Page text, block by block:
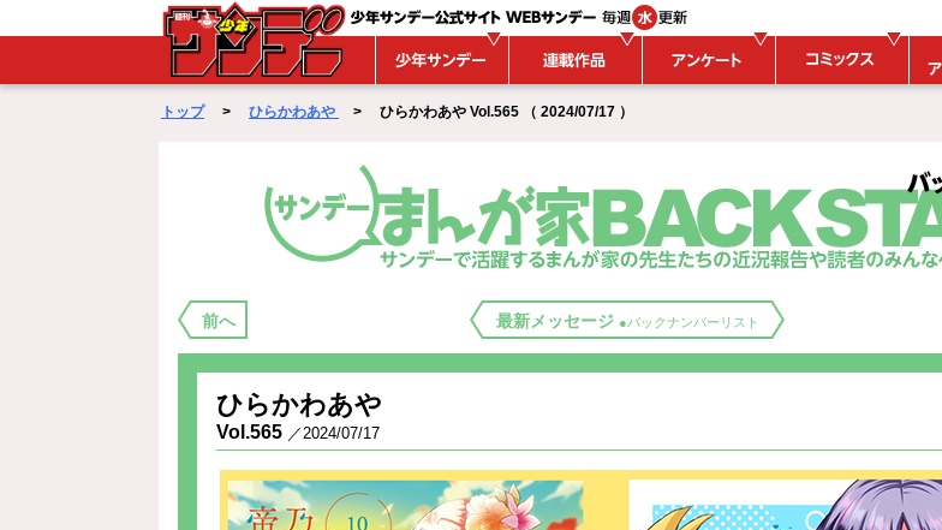
WEBサンデー
トップ> ひらかわあや > ひらかわあや Vol.565 （ 2024/07/17 ）
前へ 最新メッセージ ●バックナンバーリスト
ひらかわあや
Vol.565 ／2024/07/17